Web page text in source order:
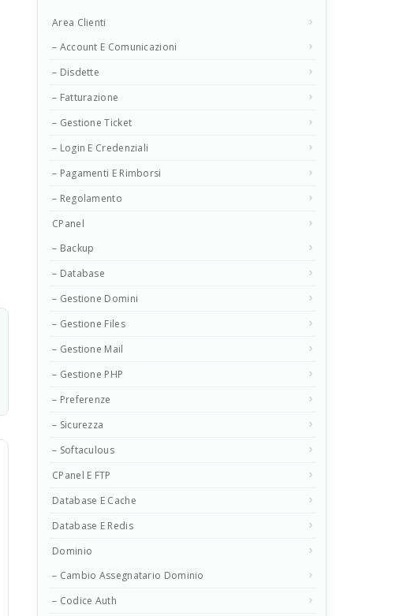
Area Clienti
– Account E Comunicazioni
– Disdette
– Fatturazione
– Gestione Ticket
– Login E Credenziali
– Pagamenti E Rimborsi
– Regolamento
CPanel
– Backup
– Database
– Gestione Domini
– Gestione Files
– Gestione Mail
– Gestione PHP
– Preferenze
– Sicurezza
– Softaculous
CPanel E FTP
Database E Cache
Database E Redis
Dominio
– Cambio Assegnatario Dominio
– Codice Auth